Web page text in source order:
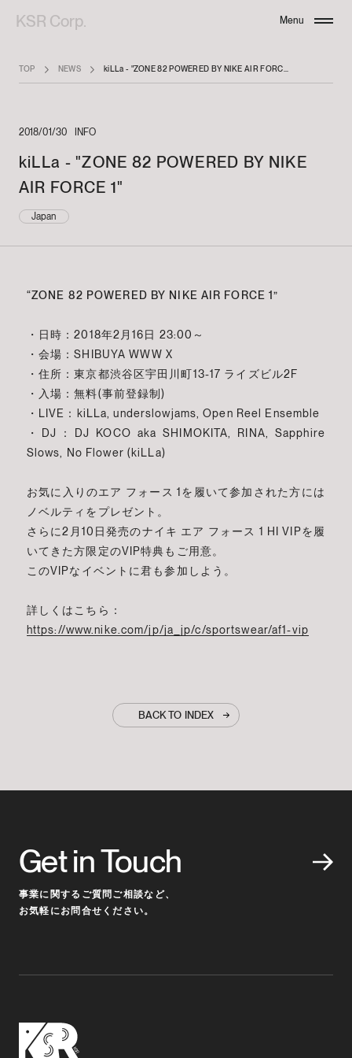
KSR Corp. Menu
TOP NEWS
2018/01/30 INFO
kiLLa - "ZONE 82 POWERED BY NIKE
AIR FORCE 1"
Japan
“ZONE 82 POWERED BY NIKE AIR FORCE 1”
・日時：2018年2月16日 23:00～
・会場：SHIBUYA WWW X
・住所：東京都渋谷区宇田川町13-17 ライズビル2F
・入場：無料(事前登録制)
・LIVE：kiLLa, underslowjams, Open Reel Ensemble
・DJ：DJ KOCO aka SHIMOKITA, RINA, Sapphire
Slows, No Flower (kiLLa)
お気に入りのエア フォース 1を履いて参加された方には
ノベルティをプレゼント。
さらに2月10日発売のナイキ エア フォース 1 HI VIPを履
いてきた方限定のVIP特典もご用意。
このVIPなイベントに君も参加しよう。
詳しくはこちら：
https://www.nike.com/jp/ja_jp/c/sportswear/af1-vip
BACK TO INDEX
Get in Touch
事業に関するご質問ご相談など、
お気軽にお問合せください。